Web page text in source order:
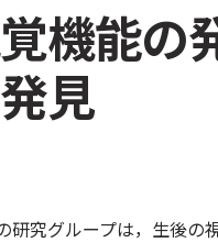
機能の
見
研究グループは，生後の